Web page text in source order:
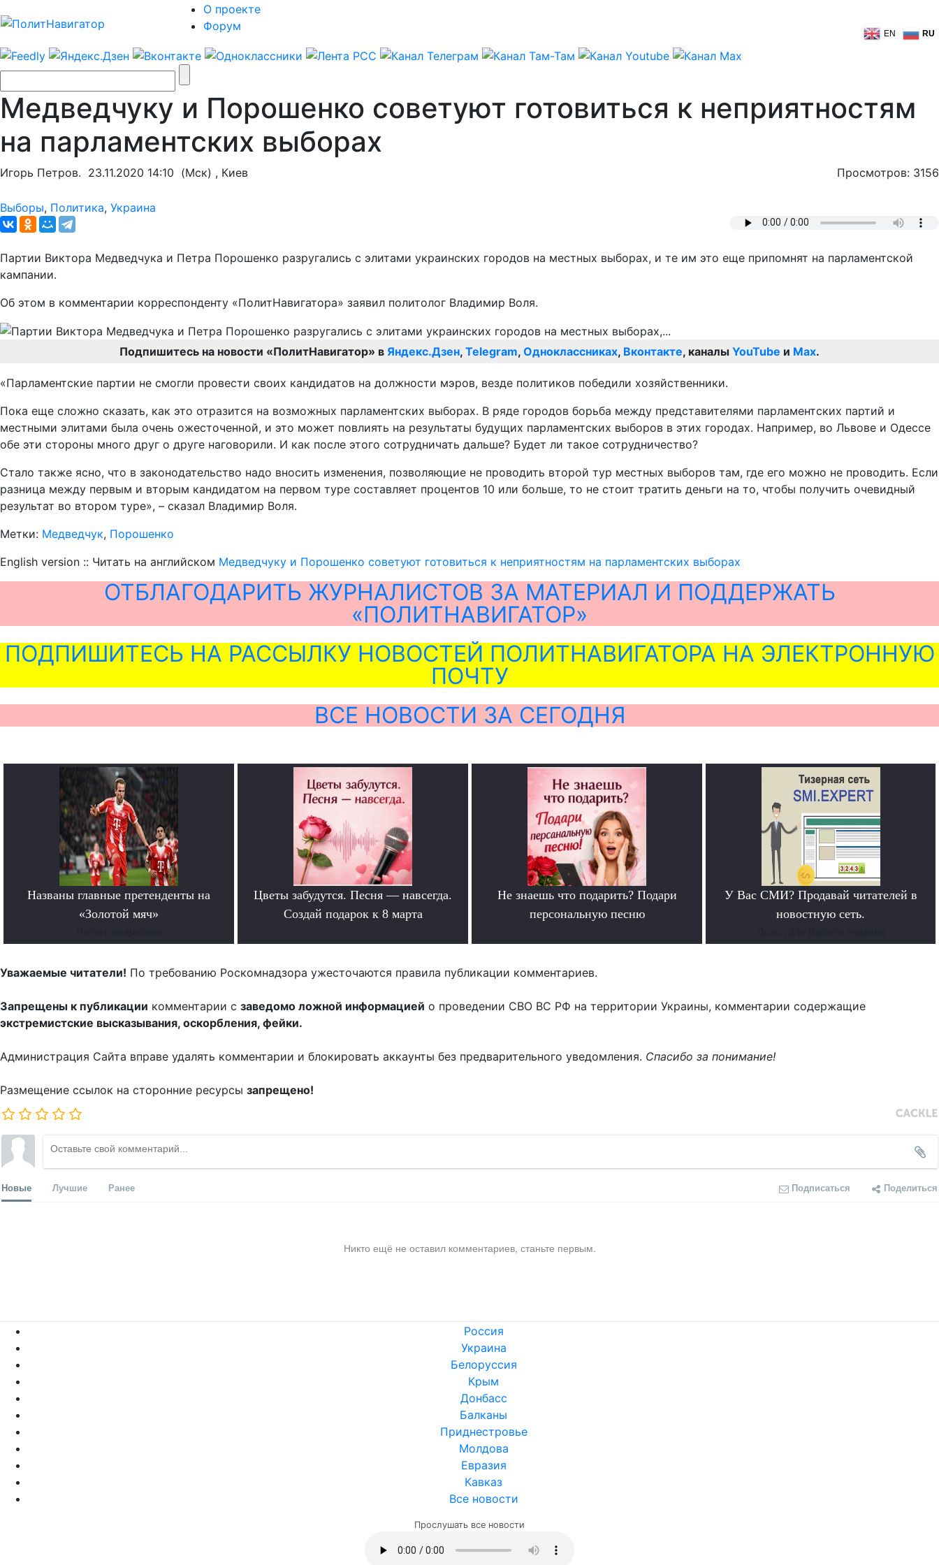
О проекте
Форум
EN RU
Медведчуку и Порошенко советуют готовиться к неприятностям
на парламентских выборах
Игорь Петров. 23.11.2020 14:10 (Мск) , Киев Просмотров: 3156
Выборы, Политика, Украина
Партии Виктора Медведчука и Петра Порошенко разругались с элитами украинских городов на местных выборах, и те им это еще припомнят на парламентской
кампании.
Об этом в комментарии корреспонденту «ПолитНавигатора» заявил политолог Владимир Воля.
Подпишитесь на новости «ПолитНавигатор» в Яндекс.Дзен, Telegram, Одноклассниках, Вконтакте, каналы YouTube и Max.
«Парламентские партии не смогли провести своих кандидатов на должности мэров, везде политиков победили хозяйственники.
Пока еще сложно сказать, как это отразится на возможных парламентских выборах. В ряде городов борьба между представителями парламентских партий и
местными элитами была очень ожесточенной, и это может повлиять на результаты будущих парламентских выборов в этих городах. Например, во Львове и Одессе
обе эти стороны много друг о друге наговорили. И как после этого сотрудничать дальше? Будет ли такое сотрудничество?
Стало также ясно, что в законодательство надо вносить изменения, позволяющие не проводить второй тур местных выборов там, где его можно не проводить. Если
разница между первым и вторым кандидатом на первом туре составляет процентов 10 или больше, то не стоит тратить деньги на то, чтобы получить очевидный
результат во втором туре», – сказал Владимир Воля.
Метки: Медведчук, Порошенко
English version :: Читать на английском Медведчуку и Порошенко советуют готовиться к неприятностям на парламентских выборах
ОТБЛАГОДАРИТЬ ЖУРНАЛИСТОВ ЗА МАТЕРИАЛ И ПОДДЕРЖАТЬ
«ПОЛИТНАВИГАТОР»
ПОДПИШИТЕСЬ НА РАССЫЛКУ НОВОСТЕЙ ПОЛИТНАВИГАТОРА НА ЭЛЕКТРОННУЮ
ПОЧТУ
ВСЕ НОВОСТИ ЗА СЕГОДНЯ
Названы главные претенденты на
«Золотой мяч»
Цветы забудутся. Песня — навсегда.
Создай подарок к 8 марта
Не знаешь что подарить? Подари
персональную песню
У Вас СМИ? Продавай читателей в
новостную сеть.
Уважаемые читатели! По требованию Роскомнадзора ужесточаются правила публикации комментариев.
Запрещены к публикации комментарии с заведомо ложной информацией о проведении СВО ВС РФ на территории Украины, комментарии содержащие
экстремистские высказывания, оскорбления, фейки.
Администрация Сайта вправе удалять комментарии и блокировать аккаунты без предварительного уведомления. Спасибо за понимание!
Размещение ссылок на сторонние ресурсы запрещено!
Новые Лучшие Ранее Подписаться Поделиться
Никто ещё не оставил комментариев, станьте первым.
Россия
Украина
Белоруссия
Крым
Донбасс
Балканы
Приднестровье
Молдова
Евразия
Кавказ
Все новости
Прослушать все новости